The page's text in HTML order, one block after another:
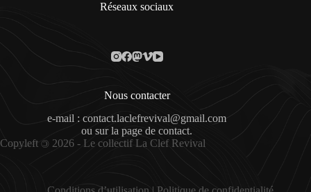
Réseaux sociaux
Nous contacter
e-mail : contact.laclefrevival@gmail.com
ou sur lapage de contact.
Copyleft © 2026 - Le collectif La Clef Revival